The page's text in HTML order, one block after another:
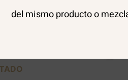
del mismo producto o